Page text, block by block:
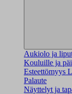
Aukiolo ja
Kouluille ja
Esteettömyys
Palaute
Näyttelyt ja